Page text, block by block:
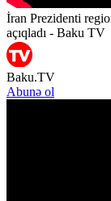
İran Prezidenti
açıqladı - Baku TV
Baku.TV
Abunə ol